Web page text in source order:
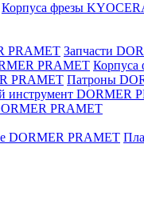
Корпуса фрезы
PRAMET Запчасти
PRAMET Корпуса
PRAMET Патроны
инструмент DORMER
PRAMET
DORMER PRAMET